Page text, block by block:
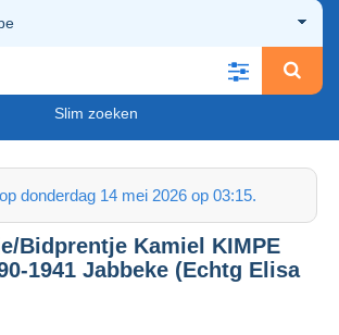
Slim zoeken
donderdag 14 mei 2026 op 03:15.
Bidprentje Kamiel KIMPE
1941 Jabbeke (Echtg Elisa